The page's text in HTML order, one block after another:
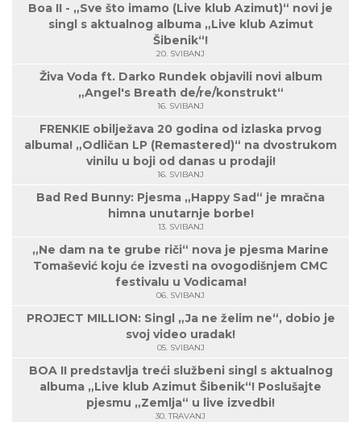
Boa II - „Sve što imamo (Live klub Azimut)“ novi je
singl s aktualnog albuma „Live klub Azimut
Šibenik“!
20. SVIBANJ
Živa Voda ft. Darko Rundek objavili novi album
„Angel's Breath de/re/konstrukt“
16. SVIBANJ
FRENKIE obilježava 20 godina od izlaska prvog
albuma! „Odličan LP (Remastered)“ na dvostrukom
vinilu u boji od danas u prodaji!
16. SVIBANJ
Bad Red Bunny: Pjesma „Happy Sad“ je mračna
himna unutarnje borbe!
13. SVIBANJ
„Ne dam na te grube riči“ nova je pjesma Marine
Tomašević koju će izvesti na ovogodišnjem CMC
festivalu u Vodicama!
06. SVIBANJ
PROJECT MILLION: Singl „Ja ne želim ne“, dobio je
svoj video uradak!
05. SVIBANJ
BOA II predstavlja treći službeni singl s aktualnog
albuma „Live klub Azimut Šibenik“! Poslušajte
pjesmu „Zemlja“ u live izvedbi!
30. TRAVANJ